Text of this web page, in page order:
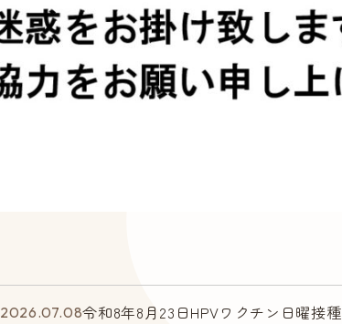
2026.07.08令和8年8月23日HPVワクチン日曜接種